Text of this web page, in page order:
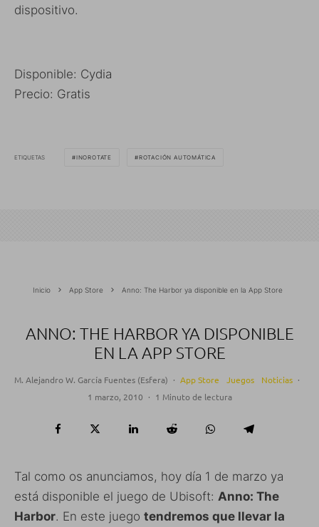
dispositivo.
Disponible: Cydia
Precio: Gratis
ETIQUETAS INOROTATE ROTACIÓN AUTOMÁTICA
Inicio App Store Anno: The Harbor ya disponible en la App Store
ANNO: THE HARBOR YA DISPONIBLE
EN LA APP STORE
M. Alejandro W. García Fuentes (Esfera) · App Store Juegos Noticias ·
1 marzo, 2010 · 1 Minuto de lectura
Tal como os anunciamos, hoy día 1 de marzo ya
está disponible el juego de Ubisoft: Anno: The
Harbor. En este juego tendremos que llevar la